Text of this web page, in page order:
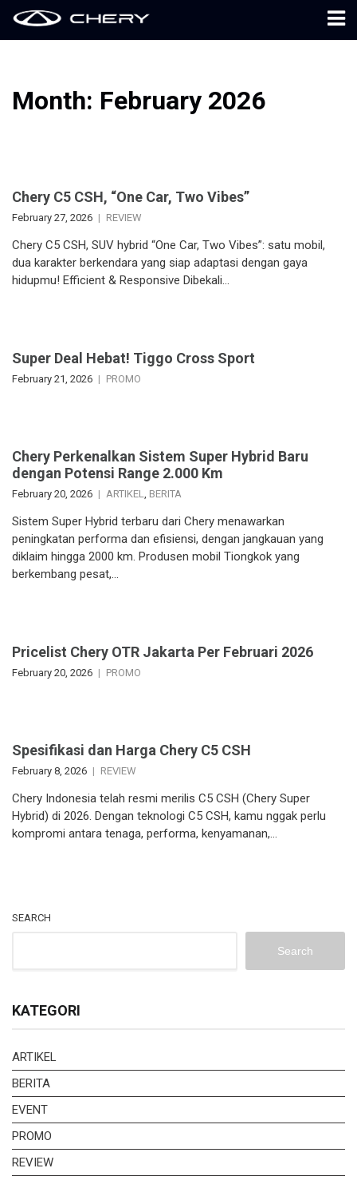
Month: February 2026
Chery C5 CSH, “One Car, Two Vibes”
February 27, 2026 REVIEW
Chery C5 CSH, SUV hybrid “One Car, Two Vibes”: satu mobil,
dua karakter berkendara yang siap adaptasi dengan gaya
hidupmu! Efficient & Responsive Dibekali…
Super Deal Hebat! Tiggo Cross Sport
February 21, 2026 PROMO
Chery Perkenalkan Sistem Super Hybrid Baru
dengan Potensi Range 2.000 Km
February 20, 2026 ARTIKEL BERITA
Sistem Super Hybrid terbaru dari Chery menawarkan
peningkatan performa dan efisiensi, dengan jangkauan yang
diklaim hingga 2000 km. Produsen mobil Tiongkok yang
berkembang pesat,…
Pricelist Chery OTR Jakarta Per Februari 2026
February 20, 2026 PROMO
Spesifikasi dan Harga Chery C5 CSH
February 8, 2026 REVIEW
Chery Indonesia telah resmi merilis C5 CSH (Chery Super
Hybrid) di 2026. Dengan teknologi C5 CSH, kamu nggak perlu
kompromi antara tenaga, performa, kenyamanan,…
SEARCH
Search
KATEGORI
ARTIKEL
BERITA
EVENT
PROMO
REVIEW